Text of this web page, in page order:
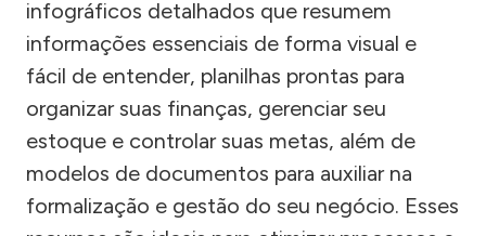
infográficos detalhados que resumem
informações essenciais de forma visual e
fácil de entender, planilhas prontas para
organizar suas finanças, gerenciar seu
estoque e controlar suas metas, além de
modelos de documentos para auxiliar na
formalização e gestão do seu negócio. Esses